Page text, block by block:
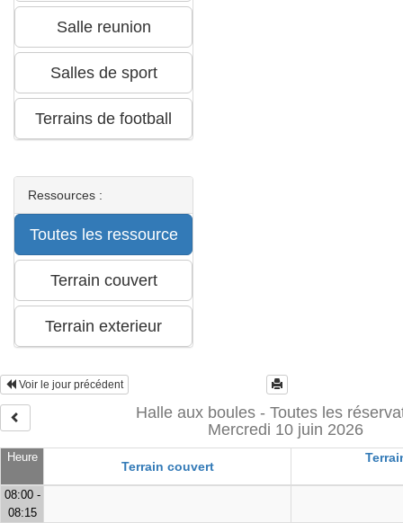
Ressources :
Voir le jour précédent
Halle aux boules - Toutes les
Mercredi 10 juin 2026
Heure
Terrain couvert
08:00 -
08:15